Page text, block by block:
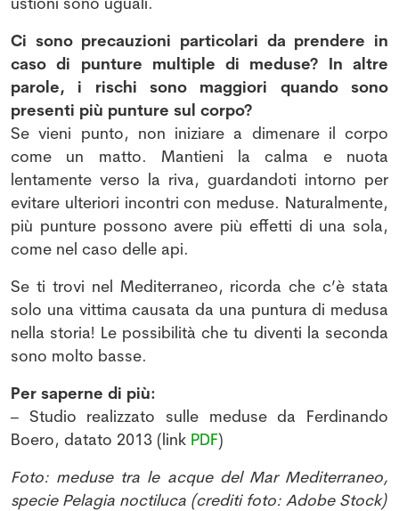
Ci sono precauzioni particolari da prendere in
caso di punture multiple di meduse? In altre
parole, i rischi sono maggiori quando sono
presenti più punture sul corpo?
Se vieni punto, non iniziare a dimenare il corpo
come un matto. Mantieni la calma e nuota
lentamente verso la riva, guardandoti intorno per
evitare ulteriori incontri con meduse. Naturalmente,
più punture possono avere più effetti di una sola,
come nel caso delle api.
Se ti trovi nel Mediterraneo, ricorda che c’è stata
solo una vittima causata da una puntura di medusa
nella storia! Le possibilità che tu diventi la seconda
sono molto basse.
Per saperne di più:
– Studio realizzato sulle meduse da Ferdinando
Boero, datato 2013 (link PDF)
Foto: meduse tra le acque del Mar Mediterraneo,
specie Pelagia noctiluca (crediti foto: Adobe Stock)